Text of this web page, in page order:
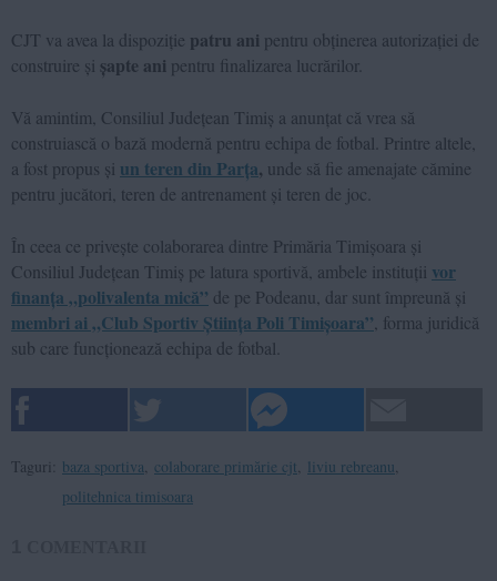
CJT va avea la dispoziție patru ani pentru obținerea autorizației de
construire și șapte ani pentru finalizarea lucrărilor.
Vă amintim, Consiliul Județean Timiș a anunțat că vrea să
construiască o bază modernă pentru echipa de fotbal. Printre altele,
a fost propus și un teren din Parța, unde să fie amenajate cămine
pentru jucători, teren de antrenament și teren de joc.
În ceea ce privește colaborarea dintre Primăria Timișoara și
Consiliul Județean Timiș pe latura sportivă, ambele instituții vor
finanța „polivalenta mică” de pe Podeanu, dar sunt împreună și
membri ai „Club Sportiv Știința Poli Timișoara” , forma juridică
sub care funcționează echipa de fotbal.
Taguri: baza sportiva colaborare primărie cjt liviu rebreanu
politehnica timisoara